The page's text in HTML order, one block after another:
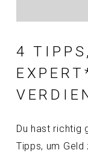
4
Du hast richtig
Tipps, um